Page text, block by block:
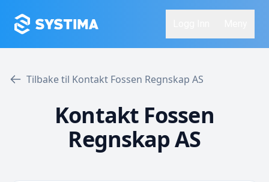
Tilbake til Kontakt Fossen Regnskap AS
Kontakt Fossen
Regnskap AS